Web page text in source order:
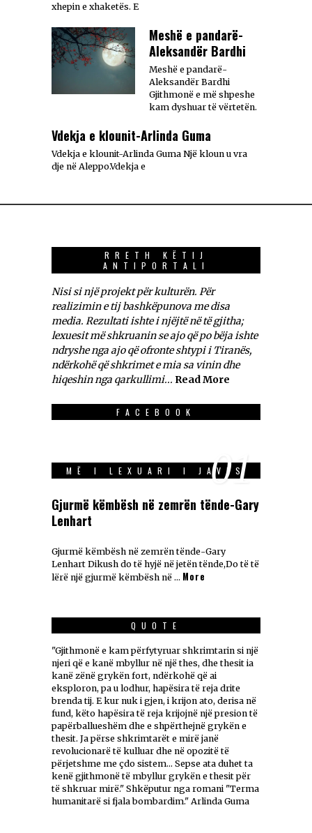
xhepin e xhaketës. E
Meshë e pandarë-
Aleksandër Bardhi
Meshë e pandarë-
Aleksandër Bardhi
Gjithmonë e më shpeshe
kam dyshuar të vërtetën.
Vdekja e klounit-Arlinda Guma
Vdekja e klounit-Arlinda Guma Një kloun u vra
dje në Aleppo.Vdekja e
RRETH KËTIJ
ANTIPORTALI
Nisi si një projekt për kulturën. Për
realizimin e tij bashkëpunova me disa
media. Rezultati ishte i njëjtë në të gjitha;
lexuesit më shkruanin se ajo që po bëja ishte
ndryshe nga ajo që ofronte shtypi i Tiranës,
ndërkohë që shkrimet e mia sa vinin dhe
hiqeshin nga qarkullimi... Read More
FACEBOOK
MË I LEXUARI I JAVES
01
Gjurmë këmbësh në zemrën tënde-Gary
Lenhart
Gjurmë këmbësh në zemrën tënde-Gary
Lenhart Dikush do të hyjë në jetën tënde,Do të të
lërë një gjurmë këmbësh në … More
QUOTE
"Gjithmonë e kam përfytyruar shkrimtarin si një
njeri që e kanë mbyllur në një thes, dhe thesit ia
kanë zënë grykën fort, ndërkohë që ai
eksploron, pa u lodhur, hapësira të reja drite
brenda tij. E kur nuk i gjen, i krijon ato, derisa në
fund, këto hapësira të reja krijojnë një presion të
papërballueshëm dhe e shpërthejnë grykën e
thesit. Ja përse shkrimtarët e mirë janë
revolucionarë të kulluar dhe në opozitë të
përjetshme me çdo sistem... Sepse ata duhet ta
kenë gjithmonë të mbyllur grykën e thesit për
të shkruar mirë." Shkëputur nga romani "Terma
humanitarë si fjala bombardim." Arlinda Guma